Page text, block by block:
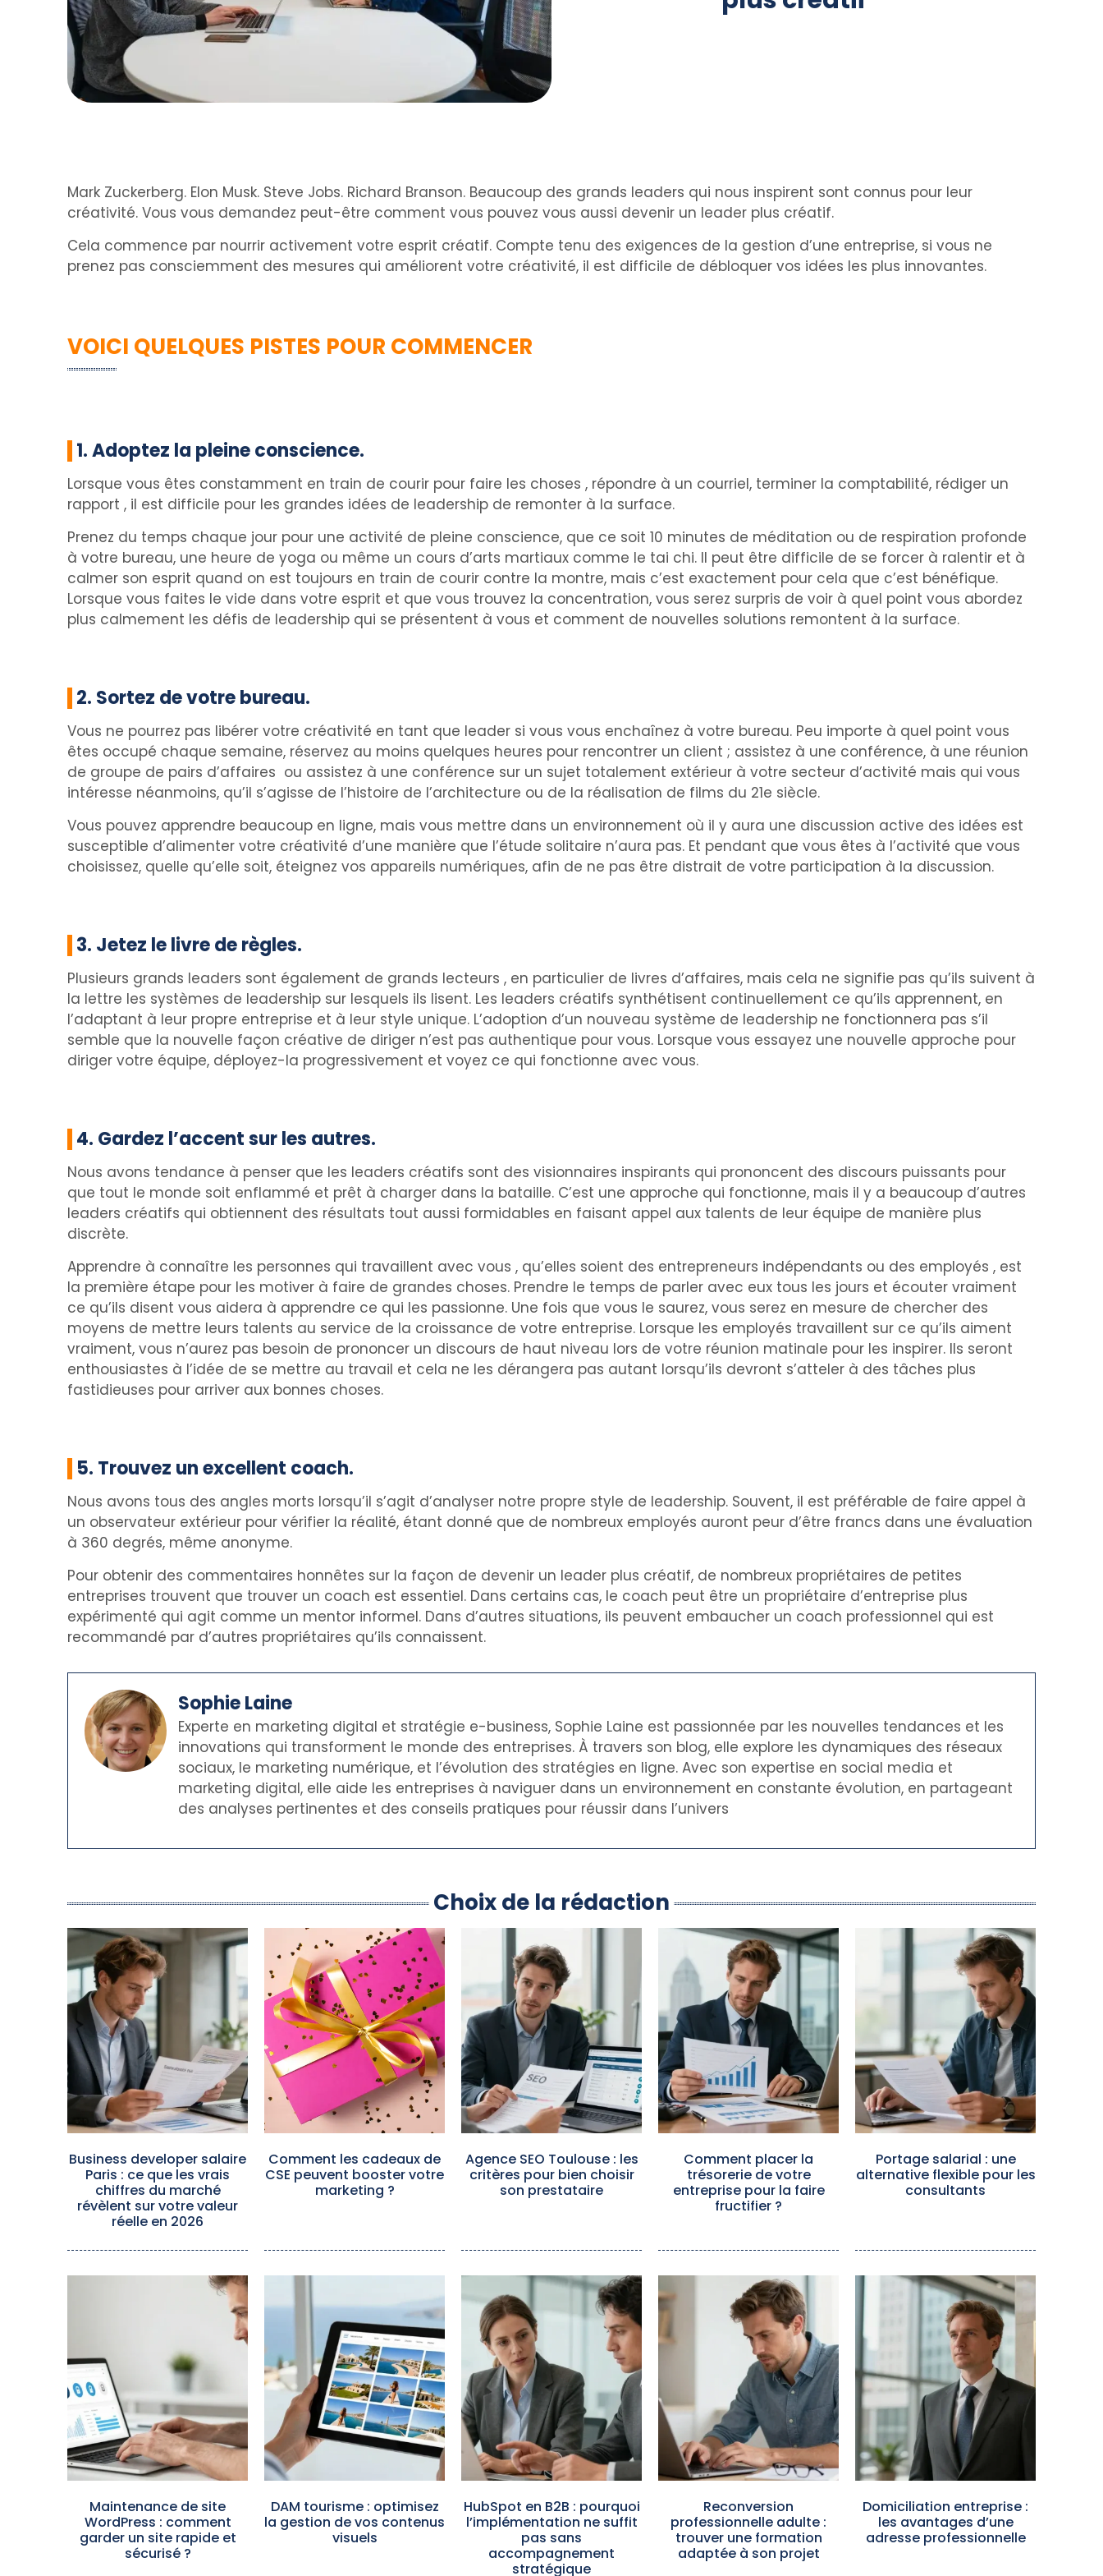
Mark Zuckerberg. Elon Musk. Steve Jobs. Richard Branson. Beaucoup des grands leaders qui nous inspirent sont connus pour leur
créativité. Vous vous demandez peut-être comment vous pouvez vous aussi devenir un leader plus créatif.
Cela commence par nourrir activement votre esprit créatif. Compte tenu des exigences de la gestion d’une entreprise, si vous ne
prenez pas consciemment des mesures qui améliorent votre créativité, il est difficile de débloquer vos idées les plus innovantes.
VOICI QUELQUES PISTES POUR COMMENCER
1. Adoptez la pleine conscience.
Lorsque vous êtes constamment en train de courir pour faire les choses , répondre à un courriel, terminer la comptabilité, rédiger un
rapport , il est difficile pour les grandes idées de leadership de remonter à la surface.
Prenez du temps chaque jour pour une activité de pleine conscience, que ce soit 10 minutes de méditation ou de respiration profonde
à votre bureau, une heure de yoga ou même un cours d’arts martiaux comme le tai chi. Il peut être difficile de se forcer à ralentir et à
calmer son esprit quand on est toujours en train de courir contre la montre, mais c’est exactement pour cela que c’est bénéfique.
Lorsque vous faites le vide dans votre esprit et que vous trouvez la concentration, vous serez surpris de voir à quel point vous abordez
plus calmement les défis de leadership qui se présentent à vous et comment de nouvelles solutions remontent à la surface.
2. Sortez de votre bureau.
Vous ne pourrez pas libérer votre créativité en tant que leader si vous vous enchaînez à votre bureau. Peu importe à quel point vous
êtes occupé chaque semaine, réservez au moins quelques heures pour rencontrer un client ; assistez à une conférence, à une réunion
de groupe de pairs d’affaires ou assistez à une conférence sur un sujet totalement extérieur à votre secteur d’activité mais qui vous
intéresse néanmoins, qu’il s’agisse de l’histoire de l’architecture ou de la réalisation de films du 21e siècle.
Vous pouvez apprendre beaucoup en ligne, mais vous mettre dans un environnement où il y aura une discussion active des idées est
susceptible d’alimenter votre créativité d’une manière que l’étude solitaire n’aura pas. Et pendant que vous êtes à l’activité que vous
choisissez, quelle qu’elle soit, éteignez vos appareils numériques, afin de ne pas être distrait de votre participation à la discussion.
3. Jetez le livre de règles.
Plusieurs grands leaders sont également de grands lecteurs , en particulier de livres d’affaires, mais cela ne signifie pas qu’ils suivent à
la lettre les systèmes de leadership sur lesquels ils lisent. Les leaders créatifs synthétisent continuellement ce qu’ils apprennent, en
l’adaptant à leur propre entreprise et à leur style unique. L’adoption d’un nouveau système de leadership ne fonctionnera pas s’il
semble que la nouvelle façon créative de diriger n’est pas authentique pour vous. Lorsque vous essayez une nouvelle approche pour
diriger votre équipe, déployez-la progressivement et voyez ce qui fonctionne avec vous.
4. Gardez l’accent sur les autres.
Nous avons tendance à penser que les leaders créatifs sont des visionnaires inspirants qui prononcent des discours puissants pour
que tout le monde soit enflammé et prêt à charger dans la bataille. C’est une approche qui fonctionne, mais il y a beaucoup d’autres
leaders créatifs qui obtiennent des résultats tout aussi formidables en faisant appel aux talents de leur équipe de manière plus
discrète.
Apprendre à connaître les personnes qui travaillent avec vous , qu’elles soient des entrepreneurs indépendants ou des employés , est
la première étape pour les motiver à faire de grandes choses. Prendre le temps de parler avec eux tous les jours et écouter vraiment
ce qu’ils disent vous aidera à apprendre ce qui les passionne. Une fois que vous le saurez, vous serez en mesure de chercher des
moyens de mettre leurs talents au service de la croissance de votre entreprise. Lorsque les employés travaillent sur ce qu’ils aiment
vraiment, vous n’aurez pas besoin de prononcer un discours de haut niveau lors de votre réunion matinale pour les inspirer. Ils seront
enthousiastes à l’idée de se mettre au travail et cela ne les dérangera pas autant lorsqu’ils devront s’atteler à des tâches plus
fastidieuses pour arriver aux bonnes choses.
5. Trouvez un excellent coach.
Nous avons tous des angles morts lorsqu’il s’agit d’analyser notre propre style de leadership. Souvent, il est préférable de faire appel à
un observateur extérieur pour vérifier la réalité, étant donné que de nombreux employés auront peur d’être francs dans une évaluation
à 360 degrés, même anonyme.
Pour obtenir des commentaires honnêtes sur la façon de devenir un leader plus créatif, de nombreux propriétaires de petites
entreprises trouvent que trouver un coach est essentiel. Dans certains cas, le coach peut être un propriétaire d’entreprise plus
expérimenté qui agit comme un mentor informel. Dans d’autres situations, ils peuvent embaucher un coach professionnel qui est
recommandé par d’autres propriétaires qu’ils connaissent.
Sophie Laine
Experte en marketing digital et stratégie e-business, Sophie Laine est passionnée par les nouvelles tendances et les
innovations qui transforment le monde des entreprises. À travers son blog, elle explore les dynamiques des réseaux
sociaux, le marketing numérique, et l’évolution des stratégies en ligne. Avec son expertise en social media et
marketing digital, elle aide les entreprises à naviguer dans un environnement en constante évolution, en partageant
des analyses pertinentes et des conseils pratiques pour réussir dans l’univers
Choix de la rédaction
Business developer salaire
Paris : ce que les vrais
chiffres du marché
révèlent sur votre valeur
réelle en 2026
Comment les cadeaux de
CSE peuvent booster votre
marketing ?
Agence SEO Toulouse : les
critères pour bien choisir
son prestataire
Comment placer la
trésorerie de votre
entreprise pour la faire
fructifier ?
Portage salarial : une
alternative flexible pour les
consultants
Maintenance de site
WordPress : comment
garder un site rapide et
sécurisé ?
DAM tourisme : optimisez
la gestion de vos contenus
visuels
HubSpot en B2B : pourquoi
l’implémentation ne suffit
pas sans
accompagnement
stratégique
Reconversion
professionnelle adulte :
trouver une formation
adaptée à son projet
Domiciliation entreprise :
les avantages d’une
adresse professionnelle